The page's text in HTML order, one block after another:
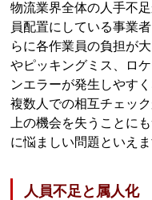
物流業界全体の人手不
員配置にしている事業
らに各作業員の負担が
やピッキングミス、ロ
ンエラーが発生しやすく
複数人での相互チェッ
上の機会を失うことに
に悩ましい問題といえま
人員不足と属人化